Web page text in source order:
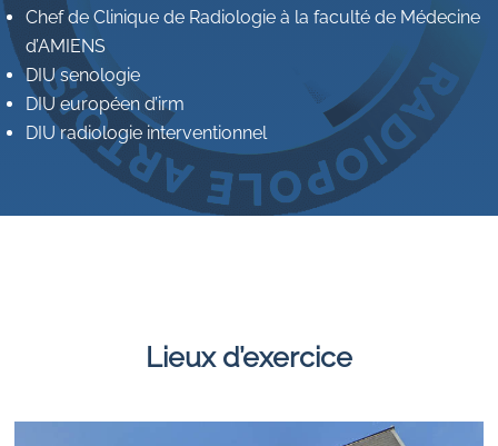
Chef de Clinique de Radiologie à la faculté de Médecine
d’AMIENS
DIU senologie
DIU européen d’irm
DIU radiologie interventionnel
Lieux d’exercice